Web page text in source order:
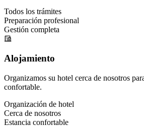
Todos los trámites
Preparación profesional
Gestión completa
Alojamiento
Organizamos su hotel cerca de nosotros
confortable.
Organización de hotel
Cerca de nosotros
Estancia confortable